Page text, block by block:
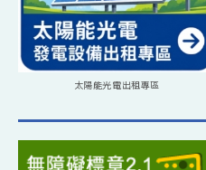
太陽能光電出租專區